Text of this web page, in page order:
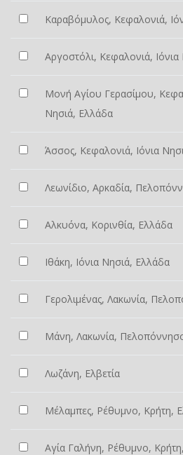
Καραβόμυλος, Κεφαλονιά,
Αργοστόλι, Κεφαλονιά,
Μονή Αγίου Γερασίμου,
Νησιά, Ελλάδα
Άσσος, Κεφαλονιά, Ιόνια
Λεωνίδιο, Αρκαδία,
Αλκυόνα, Κορινθία, Ελλάδα
Ιθάκη, Ιόνια Νησιά, Ελλάδα
Γερολιμένας, Λακωνία,
Μάνη, Λακωνία,
Λωζάνη, Ελβετία
Μέλαμπες, Ρέθυμνο, Κρήτη,
Αγία Γαλήνη, Ρέθυμνο,